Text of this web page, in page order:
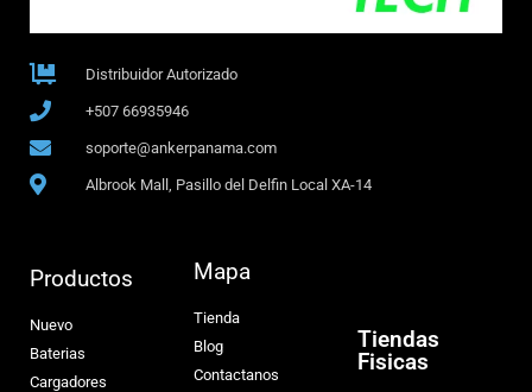
Distribuidor Autorizado
+507 66935946
soporte@ankerpanama.com
Albrook Mall, Pasillo del Delfin Local XA-14
Productos
Nuevo
Baterias
Cargadores
Mapa
Tienda
Blog
Contactanos
Tiendas
Fisicas